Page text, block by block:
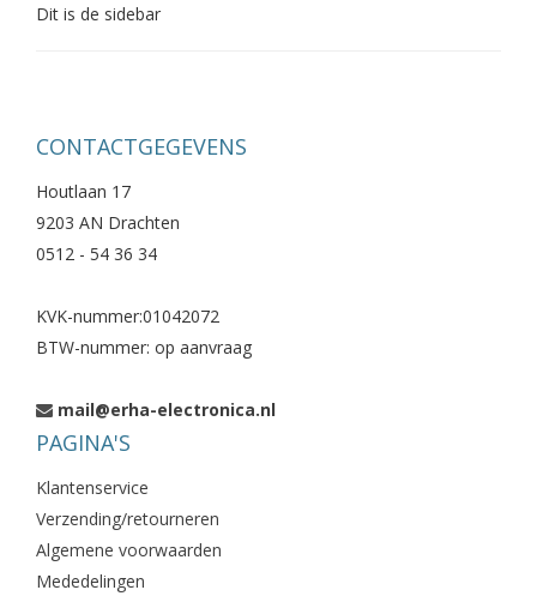
Dit is de sidebar
CONTACTGEGEVENS
Houtlaan 17
9203 AN Drachten
0512 - 54 36 34
KVK-nummer:01042072
BTW-nummer: op aanvraag
mail@erha-electronica.nl
PAGINA'S
Klantenservice
Verzending/retourneren
Algemene voorwaarden
Mededelingen